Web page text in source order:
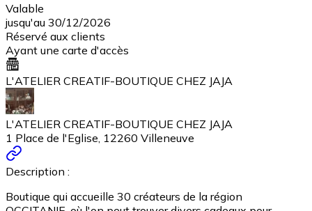
Valable
jusqu'au 30/12/2026
Réservé aux clients
Ayant une carte d'accès
L'ATELIER CREATIF-BOUTIQUE CHEZ JAJA
L'ATELIER CREATIF-BOUTIQUE CHEZ JAJA
1 Place de l'Eglise, 12260 Villeneuve
Description :
Boutique qui accueille 30 créateurs de la région